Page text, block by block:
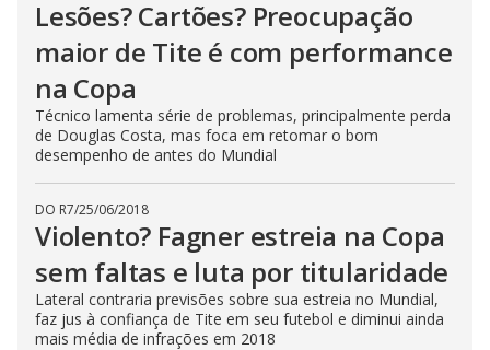
Lesões? Cartões? Preocupação
maior de Tite é com performance
na Copa
Técnico lamenta série de problemas, principalmente perda
de Douglas Costa, mas foca em retomar o bom
desempenho de antes do Mundial
DO R7/25/06/2018
Violento? Fagner estreia na Copa
sem faltas e luta por titularidade
Lateral contraria previsões sobre sua estreia no Mundial,
faz jus à confiança de Tite em seu futebol e diminui ainda
mais média de infrações em 2018